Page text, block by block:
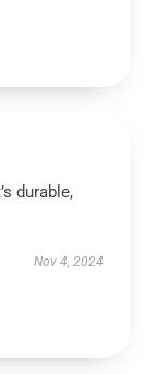
durable,
Nov 4, 2024